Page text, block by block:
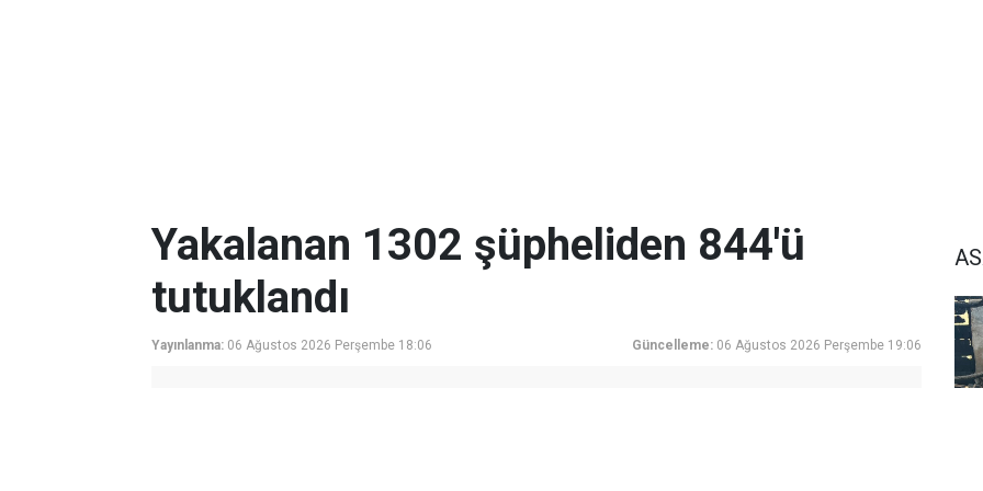
Yakalanan 1302 şüpheliden 844'ü
tutuklandı
Yayınlanma: 06 Ağustos 2026 Perşembe 18:06 Güncelleme: 06 Ağustos 2026 Perşembe 19:06